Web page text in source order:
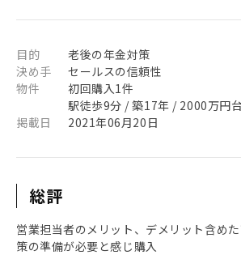
目的
老後の年金対策
決め手
セールスの信頼性
物件
初回購入1件
駅徒歩9分 / 築17年 / 2000万円
掲載日
2021年06月20日
総評
営業担当者のメリット、デメリット含め
策の準備が必要と感じ購入